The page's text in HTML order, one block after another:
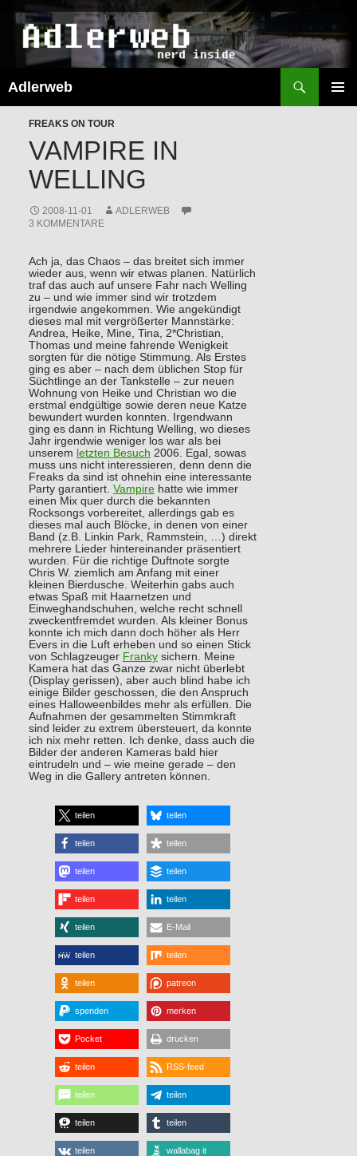
Adlerweb
SPRINGEN
FREAKS ON TOUR
VAMPIRE IN
WELLING
2008-11-01
ADLERWEB
3 KOMMENTARE
Ach ja, das Chaos – das breitet sich immer
wieder aus, wenn wir etwas planen. Natürlich
traf das auch auf unsere Fahr nach Welling
zu – und wie immer sind wir trotzdem
irgendwie angekommen. Wie angekündigt
dieses mal mit vergrößerter Mannstärke:
Andrea, Heike, Mine, Tina, 2*Christian,
Thomas und meine fahrende Wenigkeit
sorgten für die nötige Stimmung. Als Erstes
ging es aber – nach dem üblichen Stop für
Süchtlinge an der Tankstelle – zur neuen
Wohnung von Heike und Christian wo die
erstmal endgültige sowie deren neue Katze
bewundert wurden konnten. Irgendwann
ging es dann in Richtung Welling, wo dieses
Jahr irgendwie weniger los war als bei
unserem letzten Besuch 2006. Egal, sowas
muss uns nicht interessieren, denn denn die
Freaks da sind ist ohnehin eine interessante
Party garantiert. Vampirehatte wie immer
einen Mix quer durch die bekannten
Rocksongs vorbereitet, allerdings gab es
dieses mal auch Blöcke, in denen von einer
Band (z.B. Linkin Park, Rammstein, …) direkt
mehrere Lieder hintereinander präsentiert
wurden. Für die richtige Duftnote sorgte
Chris W. ziemlich am Anfang mit einer
kleinen Bierdusche. Weiterhin gabs auch
etwas Spaß mit Haarnetzen und
Einweghandschuhen, welche recht schnell
zweckentfremdet wurden. Als kleiner Bonus
konnte ich mich dann doch höher als Herr
Evers in die Luft erheben und so einen Stick
von Schlagzeuger Frankysichern. Meine
Kamera hat das Ganze zwar nicht überlebt
(Display gerissen), aber auch blind habe ich
einige Bilder geschossen, die den Anspruch
eines Halloweenbildes mehr als erfüllen. Die
Aufnahmen der gesammelten Stimmkraft
sind leider zu extrem übersteuert, da konnte
ich nix mehr retten. Ich denke, dass auch die
Bilder der anderen Kameras bald hier
eintrudeln und – wie meine gerade – den
Weg in die Gallery antreten können.
teilen teilen
teilen teilen
teilen teilen
teilen teilen
teilen E-Mail
teilen teilen
teilen patreon
spenden merken
Pocket drucken
teilen RSS-feed
teilen teilen
teilen teilen
teilen wallabag it